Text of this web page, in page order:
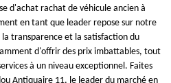
d'achat rachat de véhicule ancien à
en tant que leader repose sur notre
transparence et la satisfaction du
d'offrir des prix imbattables, tout
à un niveau exceptionnel. Faites
Antiquaire 11, le leader du marché en